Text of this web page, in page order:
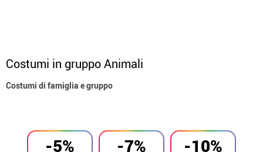
Costumi in gruppo Animali
Costumi di famiglia e gruppo
-5% -7% -10%